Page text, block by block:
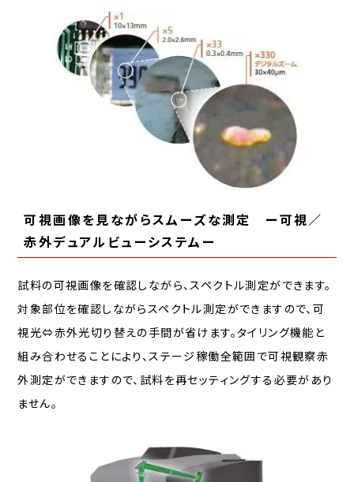
可視画像を見ながらスムーズな測定 ー可視／
赤外デュアルビューシステムー
試料の可視画像を確認しながら、スペクトル測定ができます。
対象部位を確認しながらスペクトル測定ができますので、可
視光⇔赤外光切り替えの手間が省けます。タイリング機能と
組み合わせることにより、ステージ稼働全範囲で可視観察赤
外測定ができますので、試料を再セッティングする必要があり
ません。